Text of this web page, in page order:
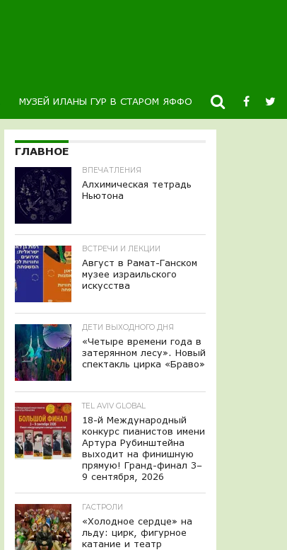
МУЗЕЙ ИЛАНЫ ГУР В СТАРОМ ЯФФО НОВОСТИ
ГЛАВНОЕ
ВПЕЧАТЛЕНИЯ
Алхимическая тетрадь
Ньютона
ВСТРЕЧИ И ЛЕКЦИИ
Август в Рамат-Ганском
музее израильского
искусства
ДЕТИ ВЫХОДНОГО ДНЯ
«Четыре времени года в
затерянном лесу». Новый
спектакль цирка «Браво»
TEL AVIV GLOBAL
18-й Международный
конкурс пианистов имени
Артура Рубинштейна
выходит на финишную
прямую! Гранд-финал 3–
9 сентября, 2026
ГАСТРОЛИ
«Холодное сердце» на
льду: цирк, фигурное
катание и театр